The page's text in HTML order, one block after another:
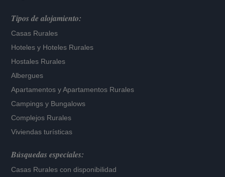
Tipos de alojamiento:
Casas Rurales
Hoteles y Hoteles Rurales
Hostales Rurales
Albergues
Apartamentos yApartamentos Rurales
Campings y Bungalows
Complejos Rurales
Viviendas turísticas
Búsquedas especiales:
Casas Rurales con disponibilidad